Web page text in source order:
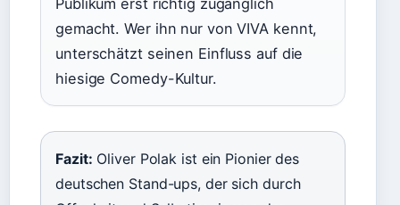
Publikum erst richtig zugänglich
gemacht. Wer ihn nur von VIVA kennt,
unterschätzt seinen Einfluss auf die
hiesige Comedy-Kultur.
Fazit: Oliver Polak ist ein Pionier des
deutschen Stand-ups, der sich durch